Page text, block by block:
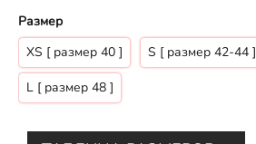
Размер
ХS [ размер 40 ]
S [ размер 42-44 ]
L [ размер 48 ]